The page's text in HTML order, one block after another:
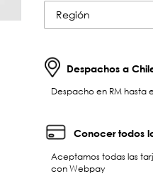
Región
Despachos a
Despacho en RM hasta
Conocer todos
Aceptamos todas las
con Webpay